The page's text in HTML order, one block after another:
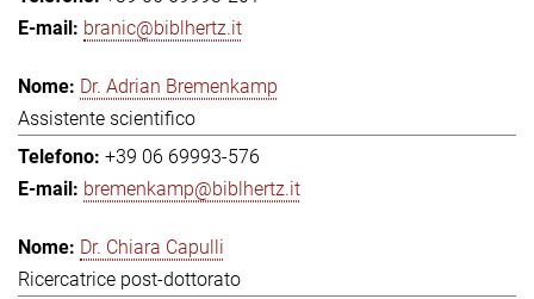
branic@biblhertz.it
Dr. Adrian Bremenkamp
Assistente scientifico
+39 06 69993-576
bremenkamp@biblhertz.it
Dr. Chiara Capulli
Ricercatrice post-dottorato